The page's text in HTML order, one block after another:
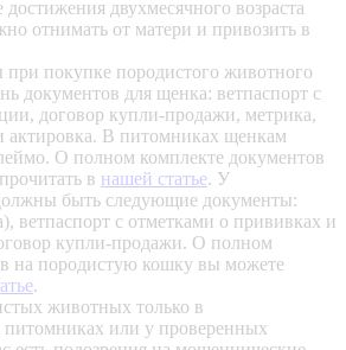
двухмесячного возраста
отнимать от матери и привозить в
при покупке породистого животного
документов для щенка: ветпаспорт с
договор купли-продажи, метрика,
актировка. В питомниках щенкам
О полном комплекте документов
в нашей статье. У
быть следующие документы:
ветпаспорт с отметками о прививках и
купли-продажи. О полном
на породистую кошку вы можете
.
животных только в
или у проверенных